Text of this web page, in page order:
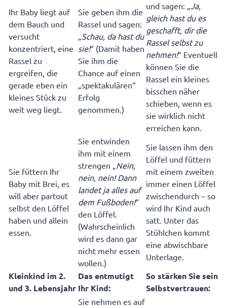
Ihr Baby liegt auf
dem Bauch und
versucht
konzentriert, eine
Rassel zu
ergreifen, die
gerade eben ein
kleines Stück zu
weit weg liegt.
Sie geben ihm die
Rassel und sagen:
„Schau, da hast du
sie!“ (Damit haben
Sie ihm die
Chance auf einen
„spektakulären“
Erfolg
genommen.)
und sagen: „Ja,
gleich hast du es
geschafft, dir die
Rassel selbst zu
nehmen!“ Eventuell
können Sie die
Rassel ein kleines
bisschen näher
schieben, wenn es
sie wirklich nicht
erreichen kann.
Sie füttern Ihr
Baby mit Brei, es
will aber partout
selbst den Löffel
haben und allein
essen.
Sie entwinden
ihm mit einem
strengen „Nein,
nein, nein! Dann
landet ja alles auf
dem Fußboden!“
den Löffel.
(Wahrscheinlich
wird es dann gar
nicht mehr essen
wollen.)
Sie lassen ihm den
Löffel und füttern
mit einem zweiten
immer einen Löffel
zwischendurch – so
wird Ihr Kind auch
satt. Unter das
Stühlchen kommt
eine abwischbare
Unterlage.
Kleinkind im 2.
und 3. Lebensjahr
Das entmutigt
Ihr Kind:
So stärken Sie sein
Selbstvertrauen:
Sie nehmen es auf